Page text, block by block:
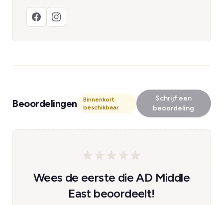
Beoordelingen
Binnenkort
beschikbaar
Schrijf een
beoordeling
Wees de eerste die AD Middle
East beoordeelt!